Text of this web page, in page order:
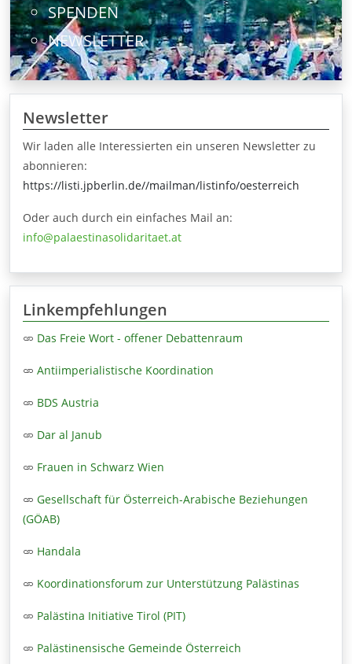
SPENDEN
NEWSLETTER
Newsletter
Wir laden alle Interessierten ein unseren Newsletter zu
abonnieren:
https://listi.jpberlin.de//mailman/listinfo/oesterreich
Oder auch durch ein einfaches Mail an:
info@palaestinasolidaritaet.at
Linkempfehlungen
Das Freie Wort - offener Debattenraum
Antiimperialistische Koordination
BDS Austria
Dar al Janub
Frauen in Schwarz Wien
Gesellschaft für Österreich-Arabische Beziehungen
(GÖAB)
Handala
Koordinationsforum zur Unterstützung Palästinas
Palästina Initiative Tirol (PIT)
Palästinensische Gemeinde Österreich